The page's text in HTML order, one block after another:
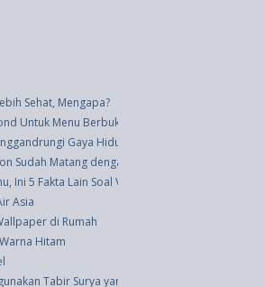
Sehat, Mengapa?
Untuk Menu Berbuka
Gaya Hidup Komunal
Sudah Matang dengan 4 Cara Berbeda
Ini 5 Fakta Lain Soal Voldemort
Asia
di Rumah
Hitam
Tabir Surya yang Sudah Kadaluarsa?